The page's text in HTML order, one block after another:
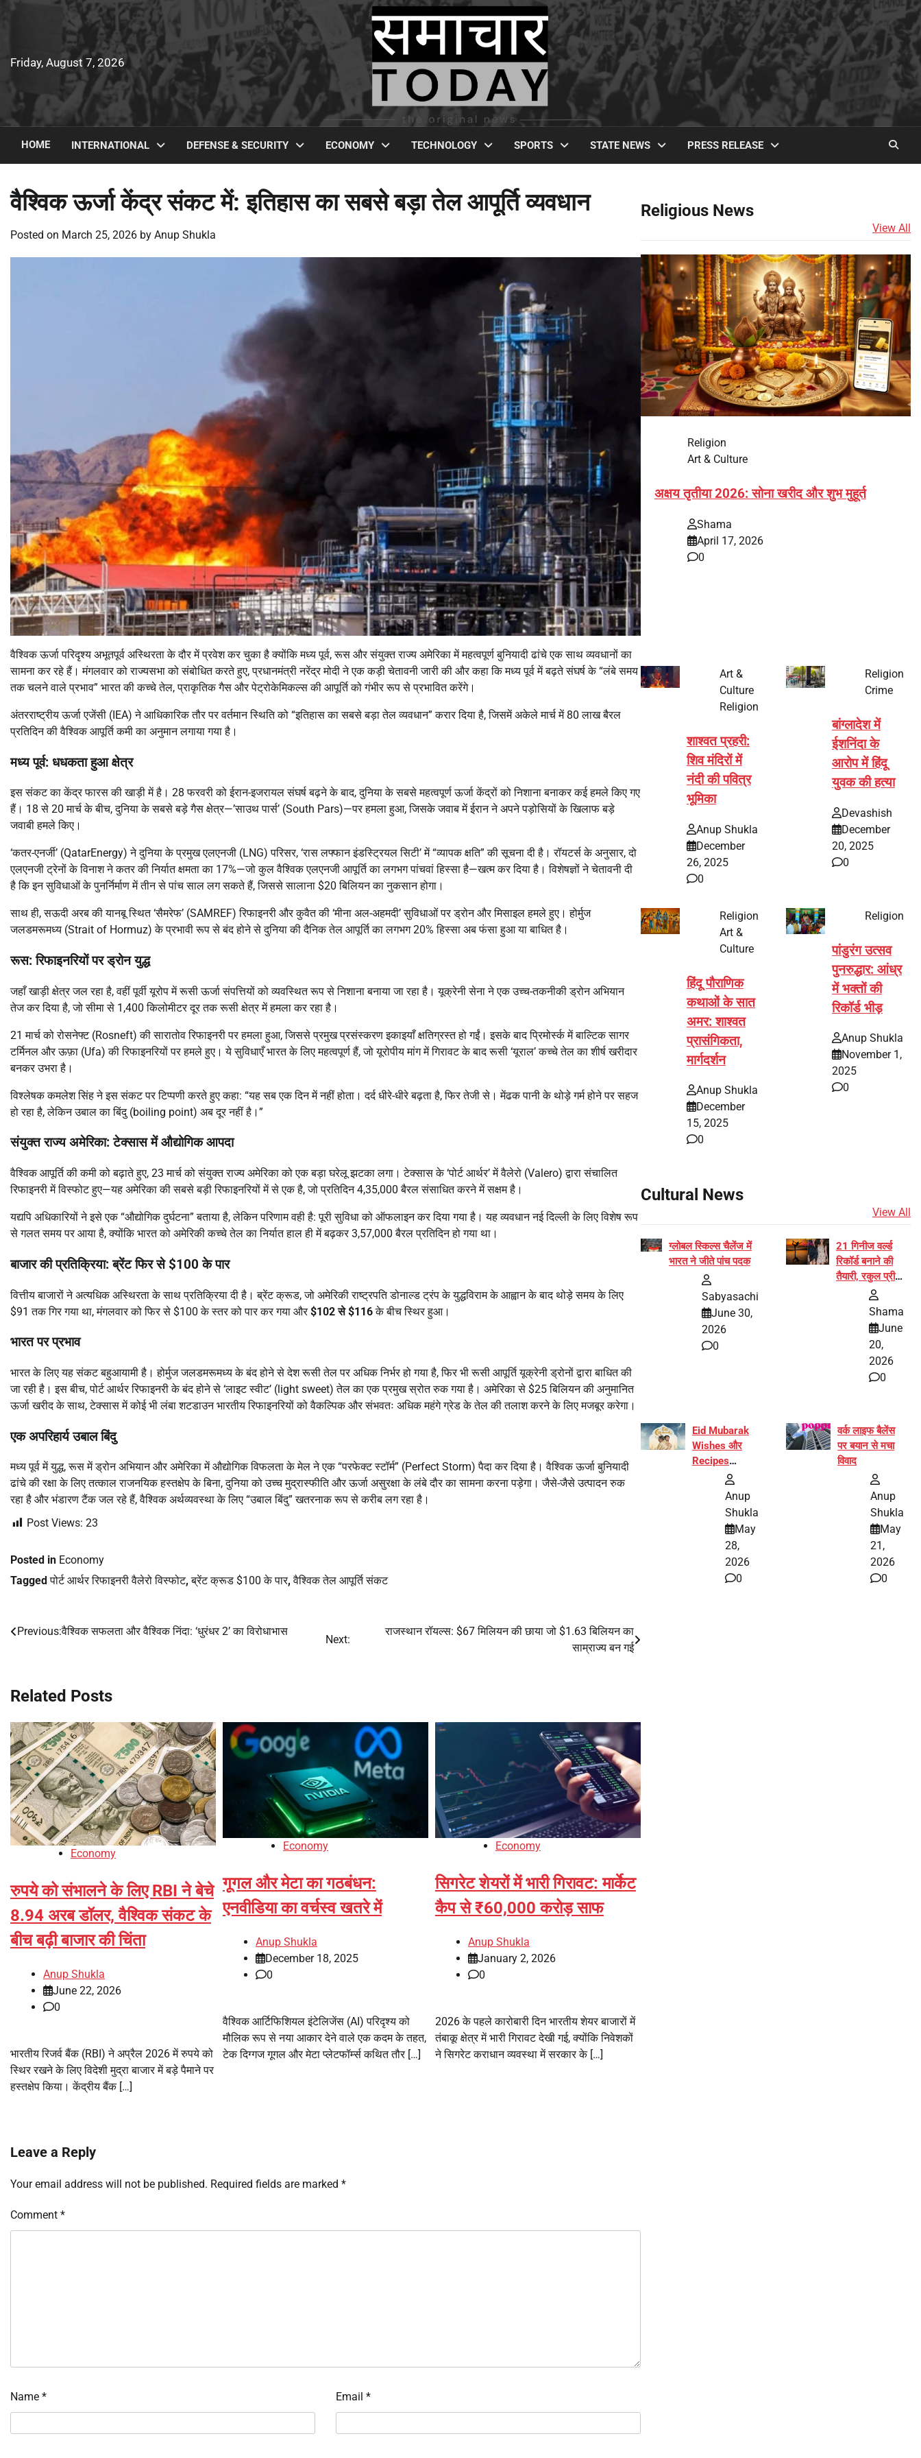
Friday, August 7, 2026
HOME INTERNATIONAL DEFENSE & SECURITY ECONOMY TECHNOLOGY SPORTS STATE NEWS PRESS RELEASE
वैश्विक ऊर्जा केंद्र संकट में: इतिहास का सबसे बड़ा तेल आपूर्ति व्यवधान
Posted on March 25, 2026 by Anup Shukla
वैश्विक ऊर्जा परिदृश्य अभूतपूर्व अस्थिरता के दौर में प्रवेश कर चुका है क्योंकि मध्य पूर्व, रूस और संयुक्त राज्य अमेरिका में महत्वपूर्ण बुनियादी ढांचे एक साथ व्यवधानों का
सामना कर रहे हैं। मंगलवार को राज्यसभा को संबोधित करते हुए, प्रधानमंत्री नरेंद्र मोदी ने एक कड़ी चेतावनी जारी की और कहा कि मध्य पूर्व में बढ़ते संघर्ष के “लंबे समय
तक चलने वाले प्रभाव” भारत की कच्चे तेल, प्राकृतिक गैस और पेट्रोकेमिकल्स की आपूर्ति को गंभीर रूप से प्रभावित करेंगे।
अंतरराष्ट्रीय ऊर्जा एजेंसी (IEA) ने आधिकारिक तौर पर वर्तमान स्थिति को “इतिहास का सबसे बड़ा तेल व्यवधान” करार दिया है, जिसमें अकेले मार्च में 80 लाख बैरल
प्रतिदिन की वैश्विक आपूर्ति कमी का अनुमान लगाया गया है।
मध्य पूर्व: धधकता हुआ क्षेत्र
इस संकट का केंद्र फारस की खाड़ी में है। 28 फरवरी को ईरान-इजरायल संघर्ष बढ़ने के बाद, दुनिया के सबसे महत्वपूर्ण ऊर्जा केंद्रों को निशाना बनाकर कई हमले किए गए
हैं। 18 से 20 मार्च के बीच, दुनिया के सबसे बड़े गैस क्षेत्र—’साउथ पार्स’ (South Pars)—पर हमला हुआ, जिसके जवाब में ईरान ने अपने पड़ोसियों के खिलाफ बड़े
जवाबी हमले किए।
‘कतर-एनर्जी’ (QatarEnergy) ने दुनिया के प्रमुख एलएनजी (LNG) परिसर, ‘रास लफ्फान इंडस्ट्रियल सिटी’ में “व्यापक क्षति” की सूचना दी है। रॉयटर्स के अनुसार, दो
एलएनजी ट्रेनों के विनाश ने कतर की निर्यात क्षमता का 17%—जो कुल वैश्विक एलएनजी आपूर्ति का लगभग पांचवां हिस्सा है—खत्म कर दिया है। विशेषज्ञों ने चेतावनी दी
है कि इन सुविधाओं के पुनर्निर्माण में तीन से पांच साल लग सकते हैं, जिससे सालाना $20 बिलियन का नुकसान होगा।
साथ ही, सऊदी अरब की यानबू स्थित ‘सैमरेफ’ (SAMREF) रिफाइनरी और कुवैत की ‘मीना अल-अहमदी’ सुविधाओं पर ड्रोन और मिसाइल हमले हुए। होर्मुज
जलडमरूमध्य (Strait of Hormuz) के प्रभावी रूप से बंद होने से दुनिया की दैनिक तेल आपूर्ति का लगभग 20% हिस्सा अब फंसा हुआ या बाधित है।
रूस: रिफाइनरियों पर ड्रोन युद्ध
जहाँ खाड़ी क्षेत्र जल रहा है, वहीं पूर्वी यूरोप में रूसी ऊर्जा संपत्तियों को व्यवस्थित रूप से निशाना बनाया जा रहा है। यूक्रेनी सेना ने एक उच्च-तकनीकी ड्रोन अभियान
तेज कर दिया है, जो सीमा से 1,400 किलोमीटर दूर तक रूसी क्षेत्र में हमला कर रहा है।
21 मार्च को रोसनेफ्ट (Rosneft) की सारातोव रिफाइनरी पर हमला हुआ, जिससे प्रमुख प्रसंस्करण इकाइयाँ क्षतिग्रस्त हो गईं। इसके बाद प्रिमोर्स्क में बाल्टिक सागर
टर्मिनल और ऊफ़ा (Ufa) की रिफाइनरियों पर हमले हुए। ये सुविधाएँ भारत के लिए महत्वपूर्ण हैं, जो यूरोपीय मांग में गिरावट के बाद रूसी ‘यूराल’ कच्चे तेल का शीर्ष खरीदार
बनकर उभरा है।
विश्लेषक कमलेश सिंह ने इस संकट पर टिप्पणी करते हुए कहा: “यह सब एक दिन में नहीं होता। दर्द धीरे-धीरे बढ़ता है, फिर तेजी से। मेंढक पानी के थोड़े गर्म होने पर सहज
हो रहा है, लेकिन उबाल का बिंदु (boiling point) अब दूर नहीं है।”
संयुक्त राज्य अमेरिका: टेक्सास में औद्योगिक आपदा
वैश्विक आपूर्ति की कमी को बढ़ाते हुए, 23 मार्च को संयुक्त राज्य अमेरिका को एक बड़ा घरेलू झटका लगा। टेक्सास के ‘पोर्ट आर्थर’ में वैलेरो (Valero) द्वारा संचालित
रिफाइनरी में विस्फोट हुए—यह अमेरिका की सबसे बड़ी रिफाइनरियों में से एक है, जो प्रतिदिन 4,35,000 बैरल संसाधित करने में सक्षम है।
यद्यपि अधिकारियों ने इसे एक “औद्योगिक दुर्घटना” बताया है, लेकिन परिणाम वही है: पूरी सुविधा को ऑफलाइन कर दिया गया है। यह व्यवधान नई दिल्ली के लिए विशेष रूप
से गलत समय पर आया है, क्योंकि भारत को अमेरिकी कच्चे तेल का निर्यात हाल ही में बढ़कर 3,57,000 बैरल प्रतिदिन हो गया था।
बाजार की प्रतिक्रिया: ब्रेंट फिर से $100 के पार
वित्तीय बाजारों ने अत्यधिक अस्थिरता के साथ प्रतिक्रिया दी है। ब्रेंट क्रूड, जो अमेरिकी राष्ट्रपति डोनाल्ड ट्रंप के युद्धविराम के आह्वान के बाद थोड़े समय के लिए
$91 तक गिर गया था, मंगलवार को फिर से $100 के स्तर को पार कर गया और$102 से $116के बीच स्थिर हुआ।
भारत पर प्रभाव
भारत के लिए यह संकट बहुआयामी है। होर्मुज जलडमरूमध्य के बंद होने से देश रूसी तेल पर अधिक निर्भर हो गया है, फिर भी रूसी आपूर्ति यूक्रेनी ड्रोनों द्वारा बाधित की
जा रही है। इस बीच, पोर्ट आर्थर रिफाइनरी के बंद होने से ‘लाइट स्वीट’ (light sweet) तेल का एक प्रमुख स्रोत रुक गया है। अमेरिका से $25 बिलियन की अनुमानित
ऊर्जा खरीद के साथ, टेक्सास में कोई भी लंबा शटडाउन भारतीय रिफाइनरियों को वैकल्पिक और संभवतः अधिक महंगे ग्रेड के तेल की तलाश करने के लिए मजबूर करेगा।
एक अपरिहार्य उबाल बिंदु
मध्य पूर्व में युद्ध, रूस में ड्रोन अभियान और अमेरिका में औद्योगिक विफलता के मेल ने एक “परफेक्ट स्टॉर्म” (Perfect Storm) पैदा कर दिया है। वैश्विक ऊर्जा बुनियादी
ढांचे की रक्षा के लिए तत्काल राजनयिक हस्तक्षेप के बिना, दुनिया को उच्च मुद्रास्फीति और ऊर्जा असुरक्षा के लंबे दौर का सामना करना पड़ेगा। जैसे-जैसे उत्पादन रुक
रहा है और भंडारण टैंक जल रहे हैं, वैश्विक अर्थव्यवस्था के लिए “उबाल बिंदु” खतरनाक रूप से करीब लग रहा है।
Post Views: 23
Posted in Economy
Taggedपोर्ट आर्थर रिफाइनरी वैलेरो विस्फोट,ब्रेंट क्रूड $100 के पार,वैश्विक तेल आपूर्ति संकट
Post
Previous:वैश्विक सफलता और वैश्विक निंदा: ‘धुरंधर 2’ का विरोधाभास
Next:
राजस्थान रॉयल्स: $67 मिलियन की छाया जो $1.63 बिलियन का
साम्राज्य बन गई
Related Posts
Economy
रुपये को संभालने के लिए RBI ने बेचे
8.94 अरब डॉलर, वैश्विक संकट के
बीच बढ़ी बाजार की चिंता
Anup Shukla
June 22, 2026
0
भारतीय रिजर्व बैंक (RBI) ने अप्रैल 2026 में रुपये को
स्थिर रखने के लिए विदेशी मुद्रा बाजार में बड़े पैमाने पर
हस्तक्षेप किया। केंद्रीय बैंक […]
Economy
गूगल और मेटा का गठबंधन:
एनवीडिया का वर्चस्व खतरे में
Anup Shukla
December 18, 2025
0
वैश्विक आर्टिफिशियल इंटेलिजेंस (AI) परिदृश्य को
मौलिक रूप से नया आकार देने वाले एक कदम के तहत,
टेक दिग्गज गूगल और मेटा प्लेटफॉर्म्स कथित तौर […]
Economy
सिगरेट शेयरों में भारी गिरावट: मार्केट
कैप से ₹60,000 करोड़ साफ
Anup Shukla
January 2, 2026
0
2026 के पहले कारोबारी दिन भारतीय शेयर बाजारों में
तंबाकू क्षेत्र में भारी गिरावट देखी गई, क्योंकि निवेशकों
ने सिगरेट कराधान व्यवस्था में सरकार के […]
Leave a Reply
Your email address will not be published. Required fields are marked *
Comment *
Name * Email *
Religious News
View All
Religion
Art & Culture
अक्षय तृतीया 2026: सोना खरीद और शुभ मुहूर्त
Shama
April 17, 2026
0
Art &
Culture
Religion
शाश्वत प्रहरी:
शिव मंदिरों में
नंदी की पवित्र
भूमिका
Anup Shukla
December
26, 2025
0
Religion
Crime
बांग्लादेश में
ईशनिंदा के
आरोप में हिंदू
युवक की हत्या
Devashish
December
20, 2025
0
Religion
Art &
Culture
हिंदू पौराणिक
कथाओं के सात
अमर: शाश्वत
प्रासंगिकता,
मार्गदर्शन
Anup Shukla
December
15, 2025
0
Religion
पांडुरंग उत्सव
पुनरुद्धार: आंध्र
में भक्तों की
रिकॉर्ड भीड़
Anup Shukla
November 1,
2025
0
Cultural News
View All
ग्लोबल स्किल्स चैलेंज में
भारत ने जीते पांच पदक
Sabyasachi
June 30,
2026
0
21 गिनीज वर्ल्ड
रिकॉर्ड बनाने की
तैयारी, रकुल प्रीत
जायसवाल बनीं योग
अभियान का हिस्सा
Shama
June
20,
2026
0
Eid Mubarak
Wishes और
Recipes
इंटरनेट पर हुईं
Anup
Shukla
May
28,
2026
0
वर्क लाइफ बैलेंस
पर बयान से मचा
विवाद
Anup
Shukla
May
21,
2026
0